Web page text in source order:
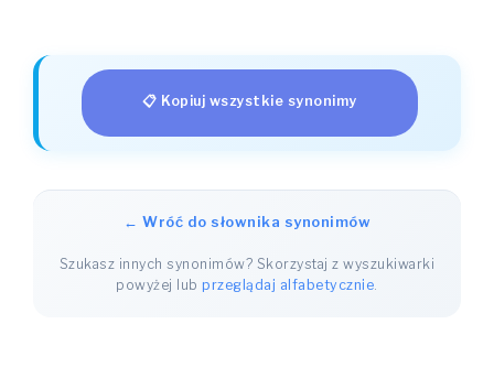
📋 Kopiuj wszystkie synonimy
← Wróć do słownika synonimów
Szukasz innych synonimów? Skorzystaj z wyszukiwarki
powyżej lubprzeglądaj alfabetycznie.